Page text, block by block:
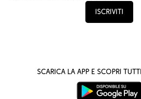
Iscriviti
Scarica la App e scopri